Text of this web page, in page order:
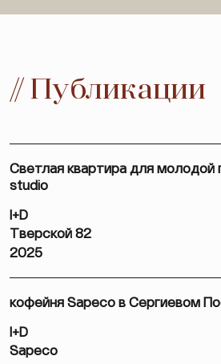
// Публикации
Светлая квартира для молодой
studio
I+D
Тверской 82
2025
кофейня Sapeco в Сергиевом
I+D
Sapeco